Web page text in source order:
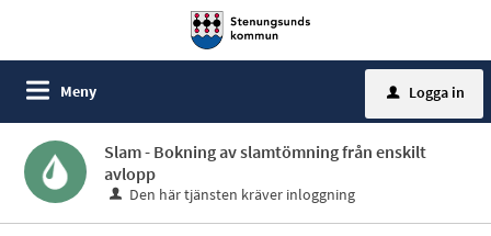
Meny u Logga in
Slam - Bokning av slamtömning från enskilt
avlopp
Den här tjänsten kräver inloggning